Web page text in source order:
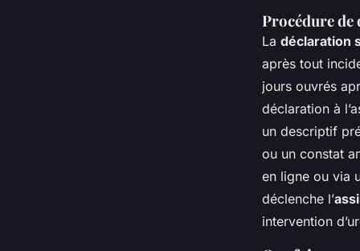
Procédure
La déclaration
après tout
jours ouvrés
déclaration à
un descriptif
ou un constat
en ligne ou via
déclenche l’
intervention